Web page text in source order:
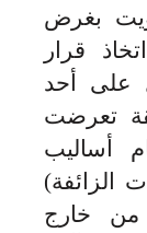
بغرض
قرار
على أحد
تعرضت
أساليب
الزائفة)
خارج